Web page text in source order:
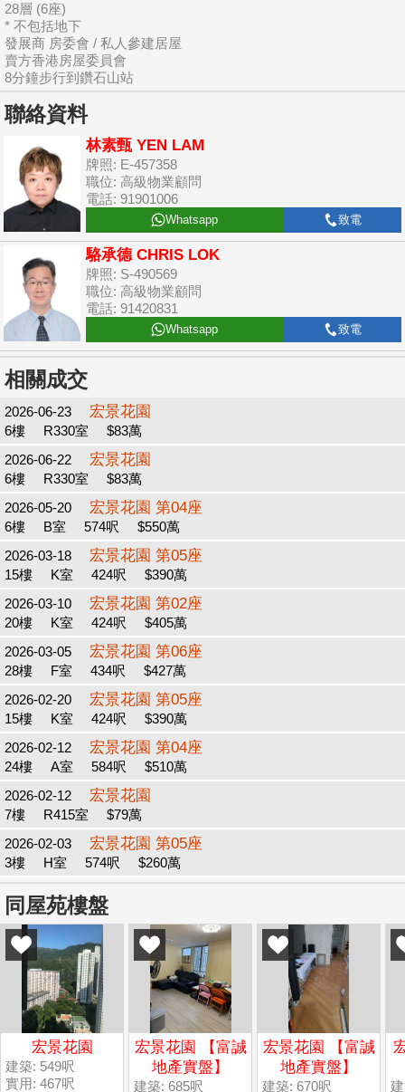
28層 (6座)
* 不包括地下
發展商 房委會 / 私人參建居屋
賣方香港房屋委員會
8分鐘步行到鑽石山站
聯絡資料
林素甄 YEN LAM
牌照: E-457358
職位: 高級物業顧問
電話: 91901006
Whatsapp 致電
駱承德 CHRIS LOK
牌照: S-490569
職位: 高級物業顧問
電話: 91420831
Whatsapp 致電
相關成交
2026-06-23 宏景花園
6樓 R330室
$83萬
2026-06-22
宏景花園
6樓 R330室
$83萬
2026-05-20
宏景花園 第04座
6樓 B室 574呎
$550萬
2026-03-18
宏景花園 第05座
15樓 K室 424呎
$390萬
2026-03-10
宏景花園 第02座
20樓 K室 424呎
$405萬
2026-03-05
宏景花園 第06座
28樓 F室 434呎
$427萬
2026-02-20
宏景花園 第05座
15樓 K室 424呎
$390萬
2026-02-12
宏景花園 第04座
24樓 A室 584呎
$510萬
2026-02-12
宏景花園
7樓 R415室
$79萬
2026-02-03
宏景花園 第05座
3樓 H室 574呎 $260萬
同屋苑樓盤
宏景花園
建築: 549呎
實用: 467呎
宏景花園 【富誠
地產實盤】
建築: 685呎
宏景花園 【富誠
地產實盤】
建築: 670呎